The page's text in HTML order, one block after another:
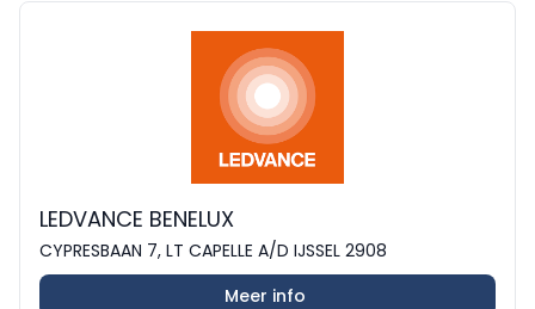
LEDVANCE BENELUX
CYPRESBAAN 7, LT CAPELLE A/D IJSSEL 2908
Meer info